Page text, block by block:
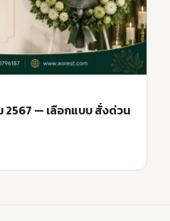
2567 — เลือกแบบ สั่งด่วน